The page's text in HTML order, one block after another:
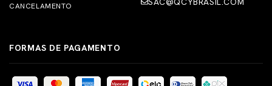
CANCELAMENTO
FORMAS DE PAGAMENTO